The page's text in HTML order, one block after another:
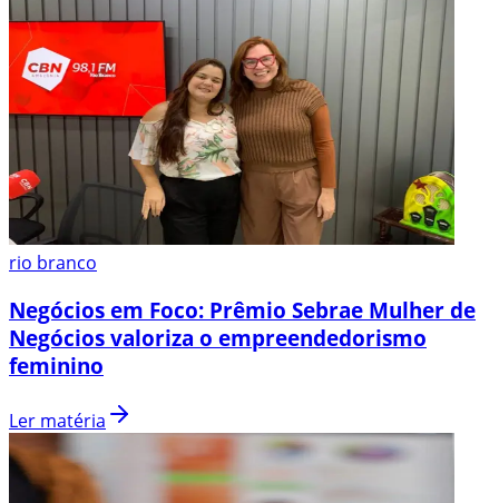
rio branco
Negócios em Foco: Prêmio Sebrae Mulher de
Negócios valoriza o empreendedorismo
feminino
Ler matéria